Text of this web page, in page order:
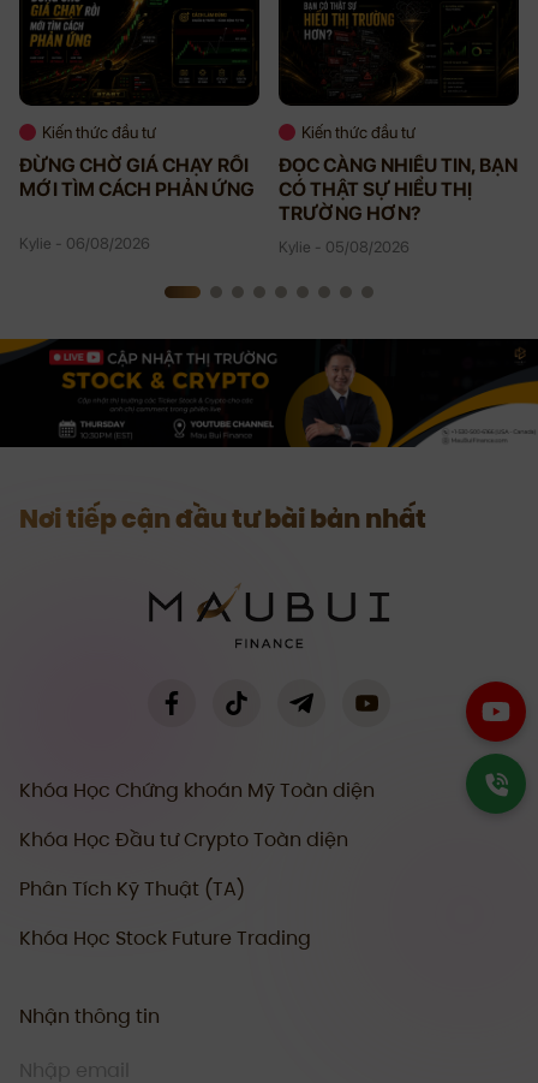
Kiến thức đầu tư
ĐỪNG CHỜ GIÁ CHẠY RỒI
MỚI TÌM CÁCH PHẢN ỨNG
Kylie - 06/08/2026
Kiến thức đầu tư
ĐỌC CÀNG NHIỀU TIN, BẠN
CÓ THẬT SỰ HIỂU THỊ
TRƯỜNG HƠN?
Kylie - 05/08/2026
Nơi tiếp cận đầu tư bài bản nhất
Khóa Học Chứng khoán Mỹ Toàn diện
Khóa Học Đầu tư Crypto Toàn diện
Phân Tích Kỹ Thuật (TA)
Khóa Học Stock Future Trading
Nhận thông tin